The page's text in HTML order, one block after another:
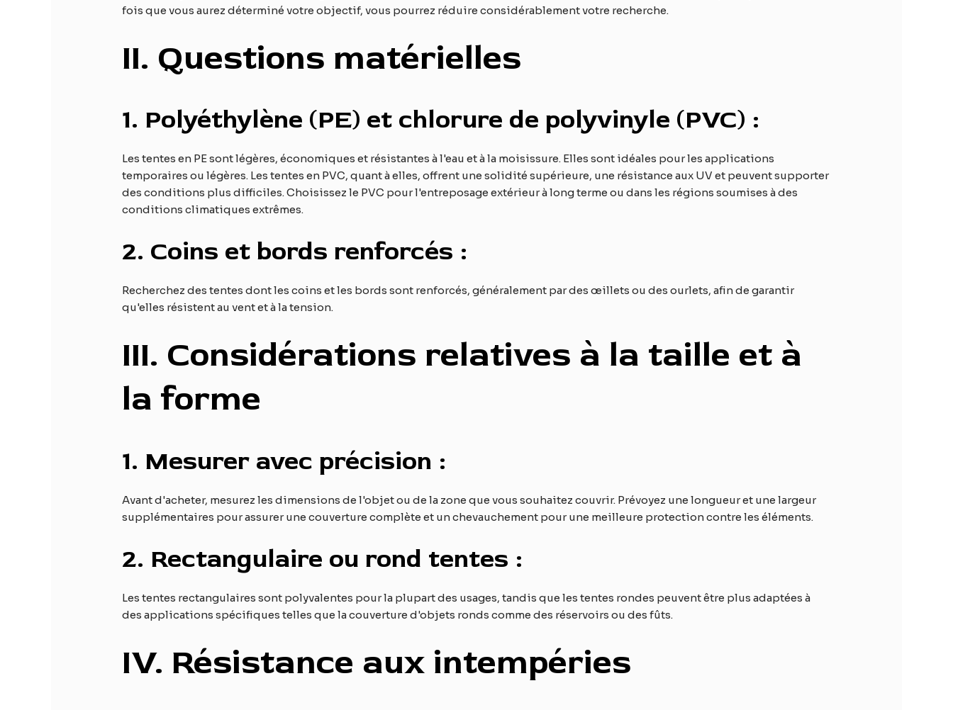
fois que vous aurez déterminé votre objectif, vous pourrez réduire considérablement votre recherche.
II. Questions matérielles
1. Polyéthylène (PE) et chlorure de polyvinyle (PVC) :
Les tentes en PE sont légères, économiques et résistantes à l'eau et à la moisissure. Elles sont idéales pour les applications
temporaires ou légères. Les tentes en PVC, quant à elles, offrent une solidité supérieure, une résistance aux UV et peuvent supporter
des conditions plus difficiles. Choisissez le PVC pour l'entreposage extérieur à long terme ou dans les régions soumises à des
conditions climatiques extrêmes.
2. Coins et bords renforcés :
Recherchez des tentes dont les coins et les bords sont renforcés, généralement par des œillets ou des ourlets, afin de garantir
qu'elles résistent au vent et à la tension.
III. Considérations relatives à la taille et à
la forme
1. Mesurer avec précision :
Avant d'acheter, mesurez les dimensions de l'objet ou de la zone que vous souhaitez couvrir. Prévoyez une longueur et une largeur
supplémentaires pour assurer une couverture complète et un chevauchement pour une meilleure protection contre les éléments.
2. Rectangulaire ou rond tentes :
Les tentes rectangulaires sont polyvalentes pour la plupart des usages, tandis que les tentes rondes peuvent être plus adaptées à
des applications spécifiques telles que la couverture d'objets ronds comme des réservoirs ou des fûts.
IV. Résistance aux intempéries